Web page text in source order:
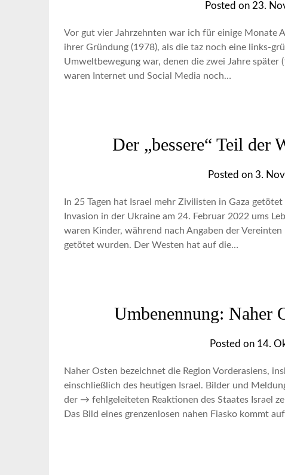
Posted on 23.
Vor gut vier Jahrzehnten war ich für einige Monate
ihrer Gründung (1978), als die taz noch eine links-
Umweltbewegung war, denen die zwei Jahre
waren Internet und Social Media noch…
Der „bessere“ Teil der
Posted on 3.
In 25 Tagen hat Israel mehr Zivilisten in Gaza
Invasion in der Ukraine am 24. Februar 2022 ums
waren Kinder, während nach Angaben der
getötet wurden. Der Westen hat auf die…
Umbenennung: Naher
Posted on 14.
Naher Osten bezeichnet die Region Vorderasiens,
einschließlich des heutigen Israel. Bilder und
der → fehlgeleiteten Reaktionen des Staates Israel
Das Bild eines grenzenlosen nahen Fiasko kommt